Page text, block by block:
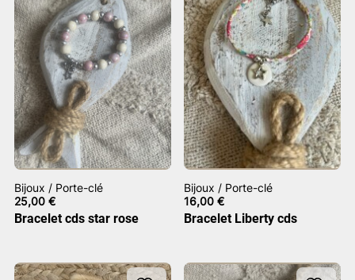
Bijoux / Porte-clé
25,00 €
Bracelet cds star rose
Bijoux / Porte-clé
16,00€
Bracelet Liberty cds